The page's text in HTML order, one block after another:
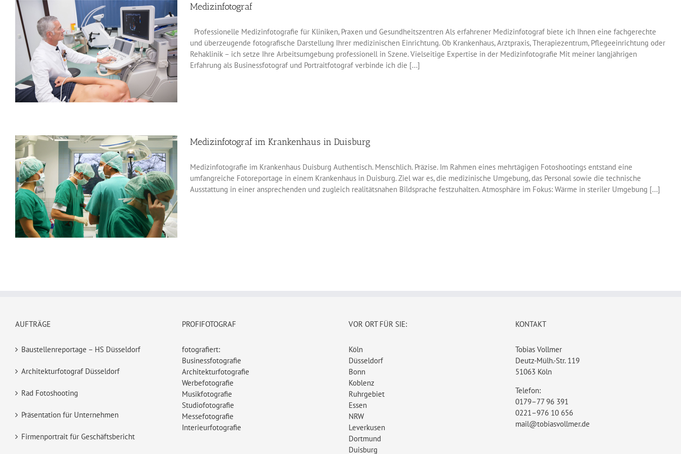
Medizinfotograf
Professionelle Medizinfotografie für Kliniken, Praxen und Gesundheitszentren Als erfahrener Medizinfotograf biete ich Ihnen eine fachgerechte
und überzeugende fotografische Darstellung Ihrer medizinischen Einrichtung. Ob Krankenhaus, Arztpraxis, Therapiezentrum, Pflegeeinrichtung oder
Rehaklinik – ich setze Ihre Arbeitsumgebung professionell in Szene. Vielseitige Expertise in der Medizinfotografie Mit meiner langjährigen
Erfahrung als Businessfotograf und Portraitfotograf verbinde ich die [...]
Medizinfotograf im Krankenhaus in Duisburg
Medizinfotografie im Krankenhaus Duisburg Authentisch. Menschlich. Präzise. Im Rahmen eines mehrtägigen Fotoshootings entstand eine
umfangreiche Fotoreportage in einem Krankenhaus in Duisburg. Ziel war es, die medizinische Umgebung, das Personal sowie die technische
Ausstattung in einer ansprechenden und zugleich realitätsnahen Bildsprache festzuhalten. Atmosphäre im Fokus: Wärme in steriler Umgebung [...]
AUFTRÄGE
Baustellenreportage – HS Düsseldorf
Architekturfotograf Düsseldorf
Rad Fotoshooting
Präsentation für Unternehmen
Firmenportrait für Geschäftsbericht
PROFIFOTOGRAF
fotografiert:
Businessfotografie
Architekturfotografie
Werbefotografie
Musikfotografie
Studiofotografie
Messefotografie
Interieurfotografie
VOR ORT FÜR SIE:
Köln
Düsseldorf
Bonn
Koblenz
Ruhrgebiet
Essen
NRW
Leverkusen
Dortmund
Duisburg
KONTAKT
Tobias Vollmer
Deutz-Mülh.-Str. 119
51063 Köln
Telefon:
0179–77 96 391
0221–976 10 656
mail@tobiasvollmer.de